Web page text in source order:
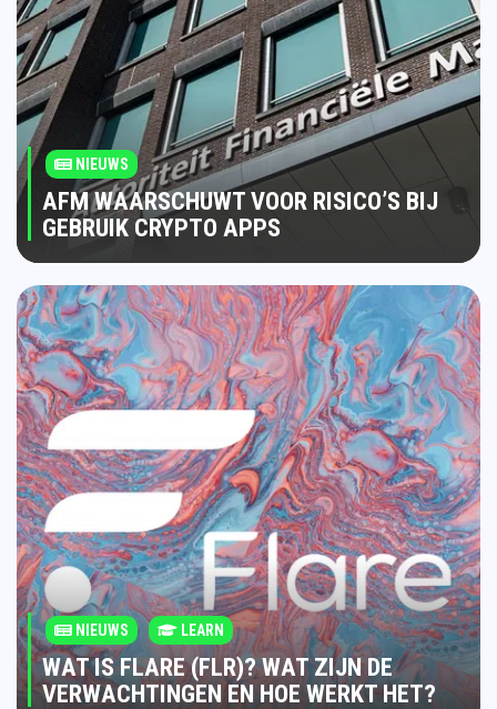
NIEUWS
AFM WAARSCHUWT VOOR RISICO’S BIJ
GEBRUIK CRYPTO APPS
NIEUWS LEARN
WAT IS FLARE (FLR)? WAT ZIJN DE
VERWACHTINGEN EN HOE WERKT HET?